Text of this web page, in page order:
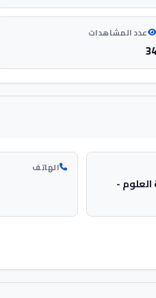
عدد المشاهدات
34
-
الهاتف